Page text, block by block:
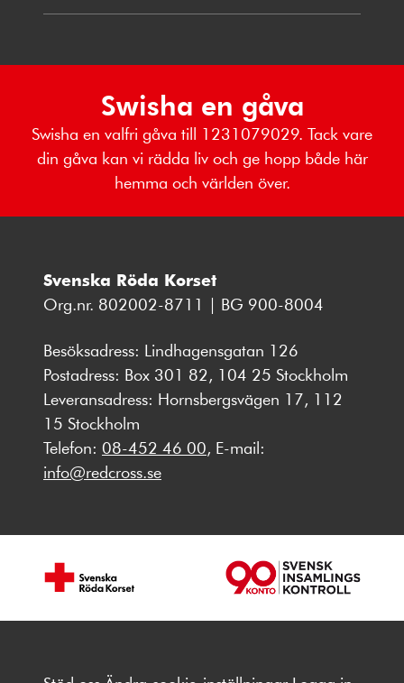
Swisha en gåva
Swisha en valfri gåva till 1231079029. Tack vare
din gåva kan vi rädda liv och ge hopp både här
hemma och världen över.
Svenska Röda Korset
Org.nr. 802002-8711 | BG 900-8004
Besöksadress: Lindhagensgatan 126
Postadress: Box 301 82, 104 25 Stockholm
Leveransadress: Hornsbergsvägen 17, 112
15 Stockholm
Telefon: 08-452 46 00, E-mail:
info@redcross.se